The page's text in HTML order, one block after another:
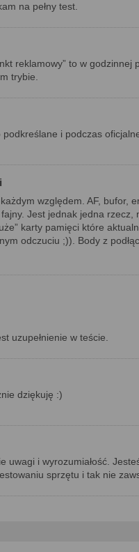
na pełny test.
reklamowy” to w
trybie.
podkreślane i podczas
względem. AF, bufor,
Jest jednak jedna rzecz,
karty pamięci które
odczuciu ;)). Body z
uzupełnienie w teście.
dziękuję :)
uwagi i wyrozumiałość.
sprzętu i tak nie